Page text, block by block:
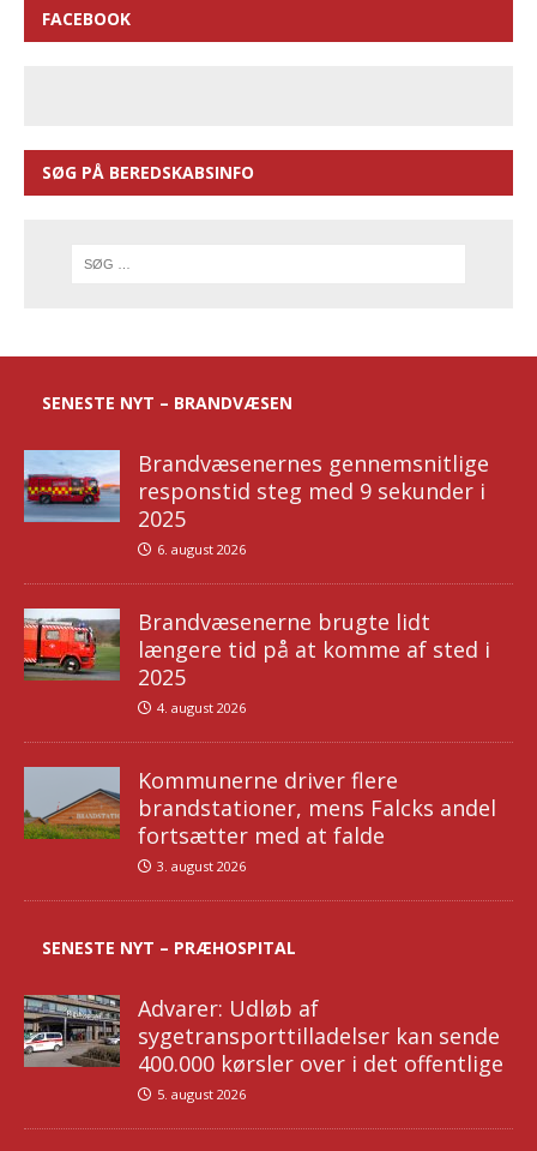
FACEBOOK
SØG PÅ BEREDSKABSINFO
SENESTE NYT – BRANDVÆSEN
Brandvæsenernes gennemsnitlige
responstid steg med 9 sekunder i
2025
6. august 2026
Brandvæsenerne brugte lidt
længere tid på at komme af sted i
2025
4. august 2026
Kommunerne driver flere
brandstationer, mens Falcks andel
fortsætter med at falde
3. august 2026
SENESTE NYT – PRÆHOSPITAL
Advarer: Udløb af
sygetransporttilladelser kan sende
400.000 kørsler over i det offentlige
5. august 2026